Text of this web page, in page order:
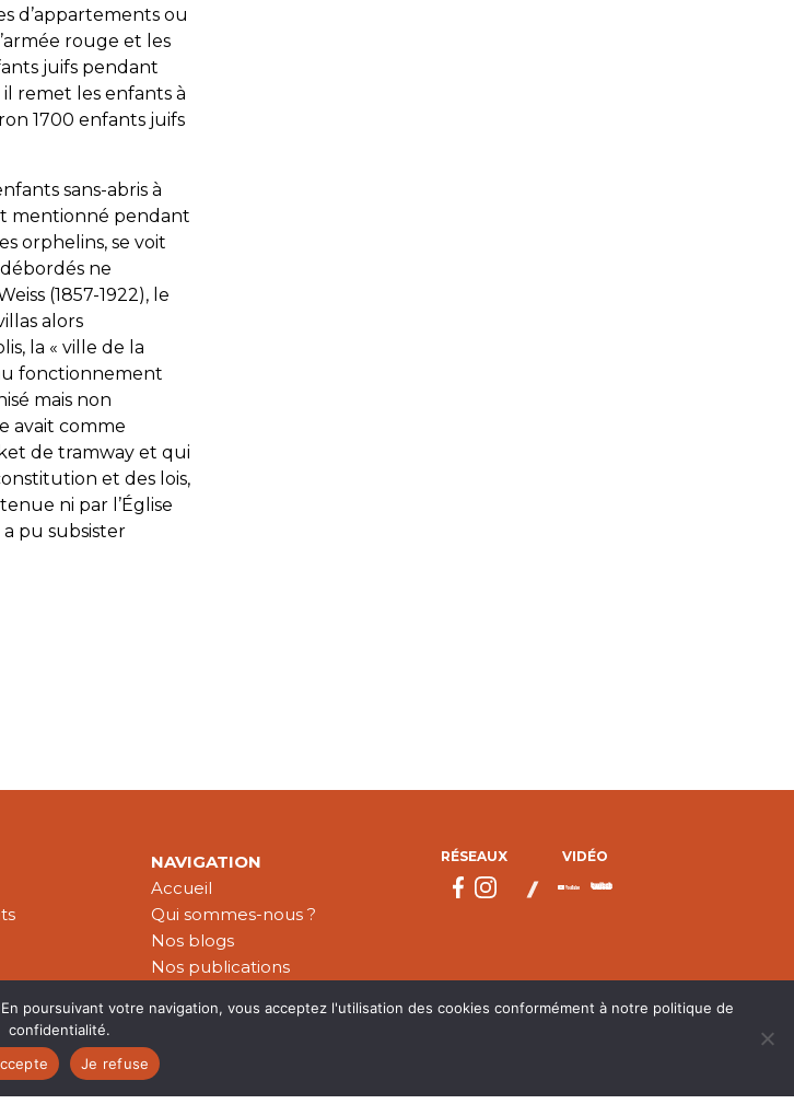
d’appartements ou
rouge et les
juifs pendant
il remet les enfants à
1700 enfants juifs
sans-abris à
mentionné pendant
orphelins, se voit
ne
(1857-1922), le
alors
la « ville de la
fonctionnement
mais non
avait comme
de tramway et qui
et des lois,
ni par l’Église
a pu subsister
NAVIGATION
Accueil
Qui sommes-nous ?
Nos blogs
Nos publications
RÉSEAUX VIDÉO
© 2026 Croire-Publications. Tous droits réservés.
poursuivant votre navigation, vous acceptez l'utilisation des cookies conformément à notre politique de
confidentialité.
Je refuse